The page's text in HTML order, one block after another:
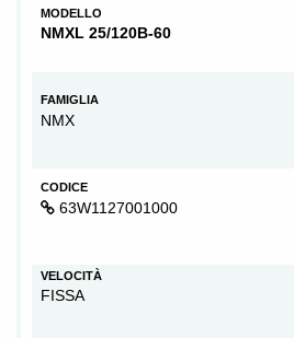
MODELLO
NMXL 25/120B-60
FAMIGLIA
NMX
CODICE
63W1127001000
VELOCITÀ
FISSA